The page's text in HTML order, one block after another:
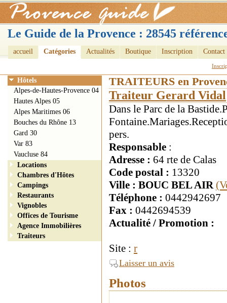
Le Guide de la Provence : 28545
accueil Catégories Actualités Boutique Inscription Contact
TRAITEURS en
Traiteur Gerard Vidal
Dans le Parc de la
pers.
Responsable :
Adresse : 64 rte de Calas
Code postal : 13320
Ville : BOUC BEL AIR
Téléphone : 0442942697
Fax : 0442694539
Actualité / Promotion :
Site : r
Laisser un avis
Photos
Hôtels
Alpes-de-Hautes-Provence 04
Hautes Alpes 05
Alpes Maritimes 06
Bouches du Rhône 13
Gard 30
Var 83
Vaucluse 84
Locations
Chambres d'Hôtes
Campings
Restaurants
Vignobles
Offices de Tourisme
Agence Immobilières
Traiteurs